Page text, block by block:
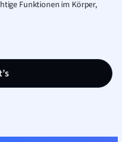
Funktionen im Körper,